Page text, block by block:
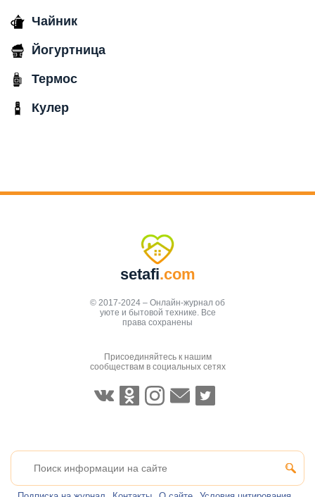
Чайник
Йогуртница
Термос
Кулер
setafi.com
© 2017-2024 – Онлайн-журнал об
уюте и бытовой технике. Все
права сохранены
Присоединяйтесь к нашим
сообществам в социальных сетях